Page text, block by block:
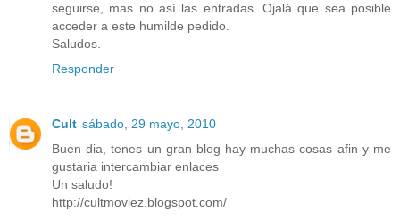
seguirse, mas no así las entradas. Ojalá que sea posible
acceder a este humilde pedido.
Saludos.
Responder
Cult sábado, 29 mayo, 2010
Buen dia, tenes un gran blog hay muchas cosas afin y me
gustaria intercambiar enlaces
Un saludo!
http://cultmoviez.blogspot.com/